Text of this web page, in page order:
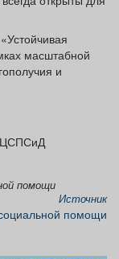
масштабной
и
помощи
Источник
помощи